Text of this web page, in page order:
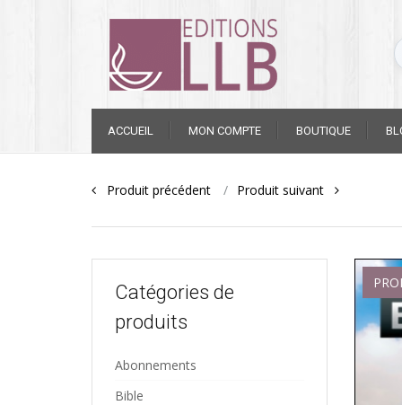
content
ACCUEIL MON COMPTE BOUTIQUE
PostProduit précédent Produit suivant
Catégories de
produits
Abonnements
Bible